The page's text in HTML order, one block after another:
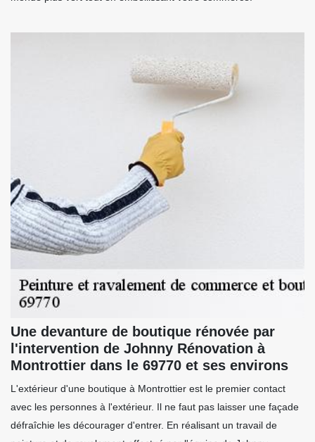
Une devanture de boutique rénovée par
l'intervention de Johnny Rénovation à
Montrottier dans le 69770 et ses environs
L'extérieur d'une boutique à Montrottier est le premier contact
avec les personnes à l'extérieur. Il ne faut pas laisser une façade
défraîchie les décourager d'entrer. En réalisant un travail de